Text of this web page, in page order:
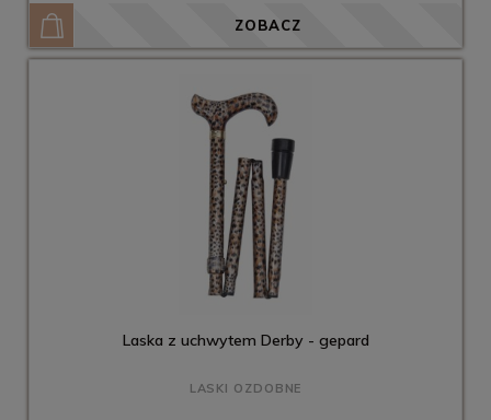
ZOBACZ
Laska z uchwytem Derby - gepard
LASKI OZDOBNE